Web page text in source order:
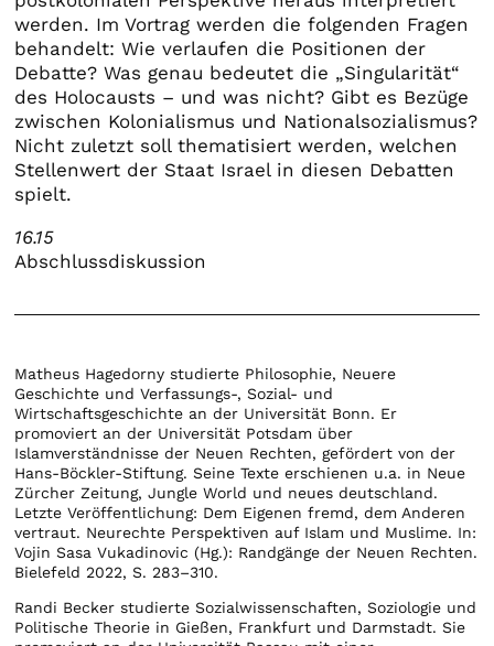
werden. Im Vortrag werden die folgenden Fragen
behandelt: Wie verlaufen die Positionen der
Debatte? Was genau bedeutet die „Singularität“
des Holocausts – und was nicht? Gibt es Bezüge
zwischen Kolonialismus und Nationalsozialismus?
Nicht zuletzt soll thematisiert werden, welchen
Stellenwert der Staat Israel in diesen Debatten
spielt.
16.15
Abschlussdiskussion
Matheus Hagedorny studierte Philosophie, Neuere
Geschichte und Verfassungs-, Sozial- und
Wirtschaftsgeschichte an der Universität Bonn. Er
promoviert an der Universität Potsdam über
Islamverständnisse der Neuen Rechten, gefördert von der
Hans-Böckler-Stiftung. Seine Texte erschienen u.a. in Neue
Zürcher Zeitung, Jungle World und neues deutschland.
Letzte Veröffentlichung: Dem Eigenen fremd, dem Anderen
vertraut. Neurechte Perspektiven auf Islam und Muslime. In:
Vojin Sasa Vukadinovic (Hg.): Randgänge der Neuen Rechten.
Bielefeld 2022, S. 283–310.
Randi Becker studierte Sozialwissenschaften, Soziologie und
Politische Theorie in Gießen, Frankfurt und Darmstadt. Sie